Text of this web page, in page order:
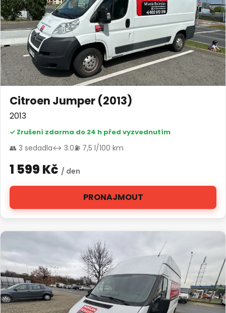
Citroen Jumper (2013)
2013
✓ Zrušení zdarma do 24 h před vyzvednutím
👥 3 sedadla↔ 3.0⛽ 7,5 l/100 km
1 599 Kč / den
PRONAJMOUT